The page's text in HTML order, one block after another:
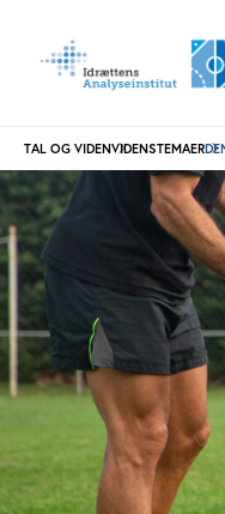
TAL OG VIDENVIDENSTEMAER